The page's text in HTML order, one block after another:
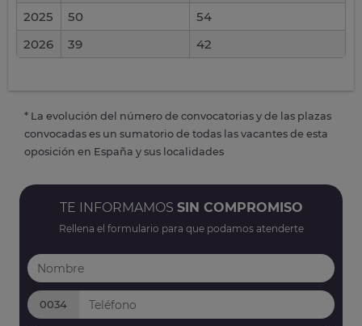
2025
50
54
2026
39 42
* La evolución del número de convocatorias y de las plazas
convocadas es un sumatorio de todas las vacantes de esta
oposición en España y sus localidades
TE INFORMAMOS SIN COMPROMISO
Rellena el formulario para que podamos atenderte
0034